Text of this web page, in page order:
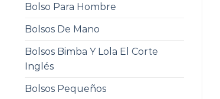
Bolso Para Hombre
Bolsos De Mano
Bolsos Bimba Y Lola El Corte
Inglés
Bolsos Pequeños